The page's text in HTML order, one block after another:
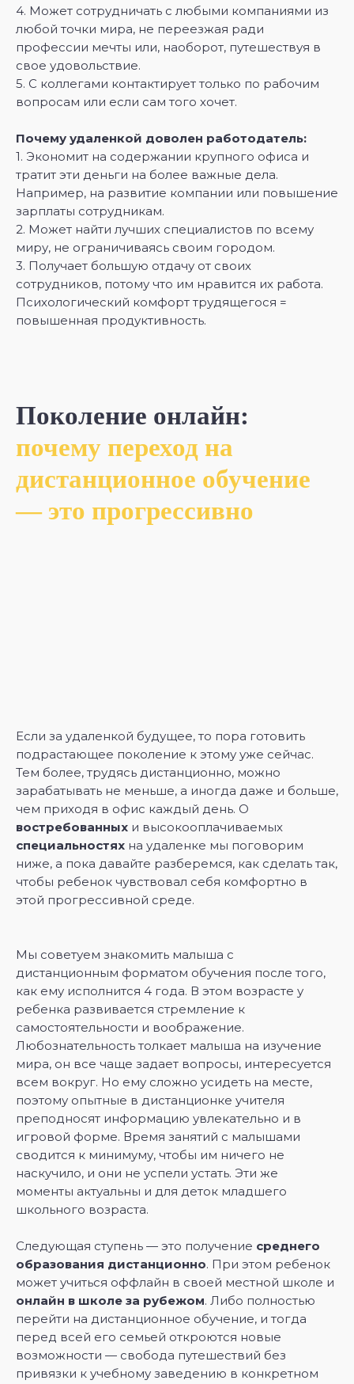
4. Может сотрудничать с любыми компаниями из
любой точки мира, не переезжая ради
профессии мечты или, наоборот, путешествуя в
свое удовольствие.
5. С коллегами контактирует только по рабочим
вопросам или если сам того хочет.
Почему удаленкой доволен работодатель:
1. Экономит на содержании крупного офиса и
тратит эти деньги на более важные дела.
Например, на развитие компании или повышение
зарплаты сотрудникам.
2. Может найти лучших специалистов по всему
миру, не ограничиваясь своим городом.
3. Получает большую отдачу от своих
сотрудников, потому что им нравится их работа.
Психологический комфорт трудящегося =
повышенная продуктивность.
Поколение онлайн:
почему переход на
дистанционное обучение
— это прогрессивно
Если за удаленкой будущее, то пора готовить
подрастающее поколение к этому уже сейчас.
Тем более, трудясь дистанционно, можно
зарабатывать не меньше, а иногда даже и больше,
чем приходя в офис каждый день. О
востребованных и высокооплачиваемых
специальностях на удаленке мы поговорим
ниже, а пока давайте разберемся, как сделать так,
чтобы ребенок чувствовал себя комфортно в
этой прогрессивной среде.
Мы советуем знакомить малыша с
дистанционным форматом обучения после того,
как ему исполнится 4 года. В этом возрасте у
ребенка развивается стремление к
самостоятельности и воображение.
Любознательность толкает малыша на изучение
мира, он все чаще задает вопросы, интересуется
всем вокруг. Но ему сложно усидеть на месте,
поэтому опытные в дистанционке учителя
преподносят информацию увлекательно и в
игровой форме. Время занятий с малышами
сводится к минимуму, чтобы им ничего не
наскучило, и они не успели устать. Эти же
моменты актуальны и для деток младшего
школьного возраста.
Следующая ступень — это получение среднего
образования дистанционно. При этом ребенок
может учиться оффлайн в своей местной школе и
онлайн в школе за рубежом. Либо полностью
перейти на дистанционное обучение, и тогда
перед всей его семьей откроются новые
возможности — свобода путешествий без
привязки к учебному заведению в конкретном